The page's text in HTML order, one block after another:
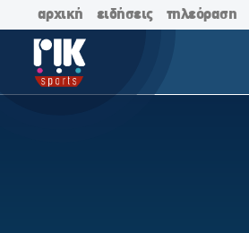
αρχική ειδήσεις τηλεόραση